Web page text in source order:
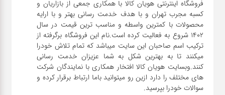
فروشگاه اینترنتی هویان کالا با همکاری جمعی از بازاریان و
کسبه مجرب تهران و با هدف خدمت رسانی بهتر و با ارایه
محصولات با کمترین واسطه و مناسب ترین قیمت در سال
1402 شروع به فعالیت کرده است.نام این فروشگاه برگرفته از
ترکیب اسم صاحبان این سایت میباشد که تمام تلاش خودرا
میکنند تا به بهترین شکل به شما عزیزان خدمت رسانی
کنند.وبسایت هویان کالا افتخار همکاری با نمایندگان شرکت
های مختلف را دارد ازین رو میتوانید باما ارتباط برقرار کرده و
سوالات خودرا بپرسید.